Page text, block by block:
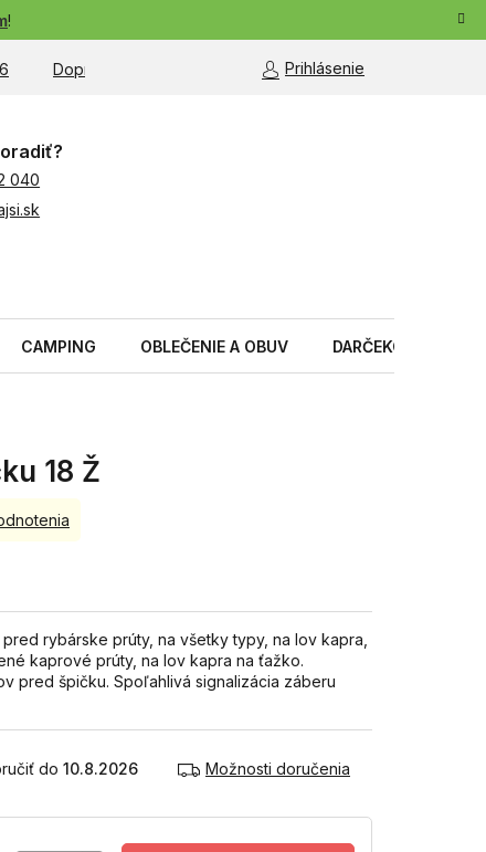
!
Doprava a platba Moja objednávka
Prihlásenie
040
CAMPING OBLEČENIE A OBUV DARČEKOVÉ
18 Ž
10.8.2026 Možnosti doručenia
rybárske prúty, na všetky typy, na lov kapra,
kaprové prúty, na lov kapra na ťažko.
pred špičku. Spoľahlivá signalizácia záberu